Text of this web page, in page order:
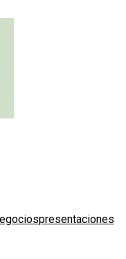
presentaciones